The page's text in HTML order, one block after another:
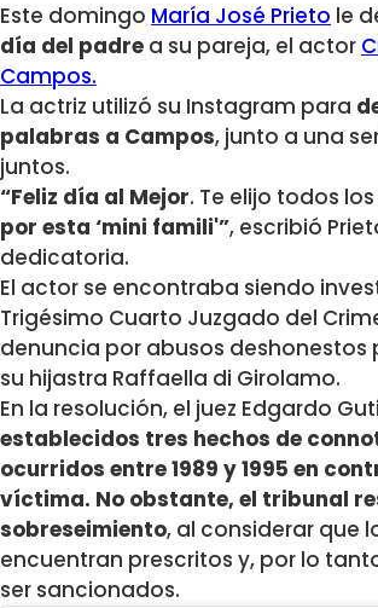
Este domingo María José Prieto le
día del padre a su pareja, el actor
Campos.
La actriz utilizó su Instagram para
palabras a Campos, junto a una
juntos.
“Feliz día al Mejor. Te elijo todos
por esta ‘mini famili'”, escribió
dedicatoria.
El actor se encontraba siendo
Trigésimo Cuarto Juzgado del
denuncia por abusos deshonestos
su hijastra Raffaella di Girolamo.
En la resolución, el juez Edgardo
establecidos tres hechos de
ocurridos entre 1989 y 1995 en
víctima. No obstante, el tribunal
sobreseimiento, al considerar que
encuentran prescritos y, por lo
ser sancionados.